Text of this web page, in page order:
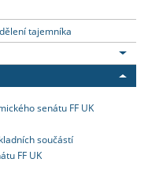
tajemníka
senátu FF UK
součástí
FF UK